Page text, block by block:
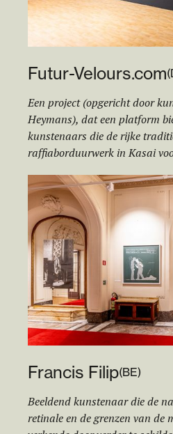
Futur-Velours.com(
Een project (opgericht door
Heymans), dat een platform
kunstenaars die de rijke
raffiaborduurwerk in Kasai
Francis Filip(BE)
Beeldend kunstenaar die de
retinale en de grenzen van de